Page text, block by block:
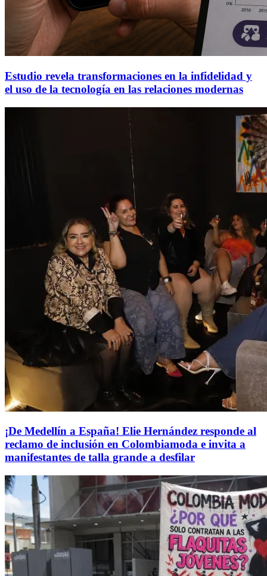
Estudio revela transformaciones en la infidelidad y
el uso de la tecnología en las relaciones modernas
¡De Medellín a España! Elie Hernández responde al
reclamo de inclusión en Colombiamoda e invita a
manifestantes de talla grande a desfilar